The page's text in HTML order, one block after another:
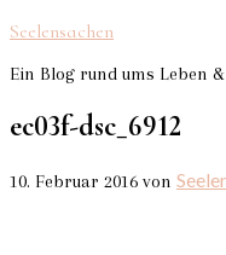
Seelensachen
Ein Blog rund ums Leben
ec03f-dsc_6912
10. Februar 2016 von